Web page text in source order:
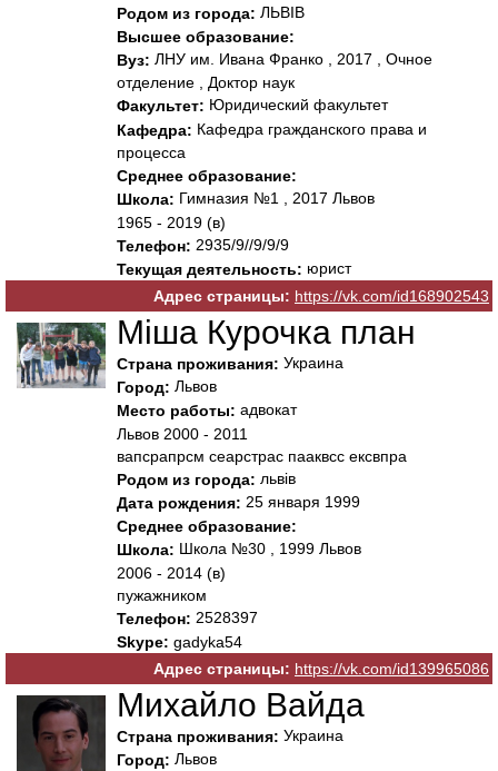
Родом из города: ЛЬВІВ
Высшее образование:
Вуз: ЛНУ им. Ивана Франко , 2017 , Очное
отделение , Доктор наук
Факультет: Юридический факультет
Кафедра: Кафедра гражданского права и
процесса
Среднее образование:
Школа: Гимназия №1 , 2017 Львов
1965 - 2019 (в)
Телефон: 2935/9//9/9/9
Текущая деятельность: юрист
Адрес страницы: https://vk.com/id168902543
Міша Курочка план
Страна проживания: Украина
Город: Львов
Место работы: адвокат
Львов 2000 - 2011
вапсрапрсм сеарстрас пааквсс ексвпра
Родом из города: львів
Дата рождения: 25 января 1999
Среднее образование:
Школа: Школа №30 , 1999 Львов
2006 - 2014 (в)
пужажником
Телефон: 2528397
Skype: gadyka54
Адрес страницы: https://vk.com/id139965086
Михайло Вайда
Страна проживания: Украина
Город: Львов